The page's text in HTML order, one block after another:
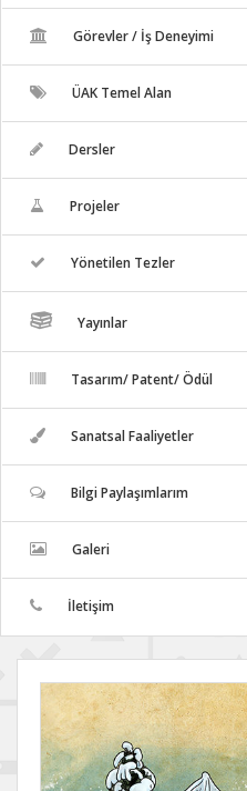
Görevler / İş Deneyimi
ÜAK Temel Alan
Dersler
Projeler
Yönetilen Tezler
Yayınlar
Tasarım/ Patent/ Ödül
Sanatsal Faaliyetler
Bilgi Paylaşımlarım
Galeri
İletişim